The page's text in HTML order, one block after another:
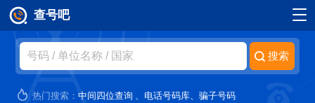
跳转到主要内容
查号吧
热门搜索：中间四位查询 、 电话号码库、骗子号码